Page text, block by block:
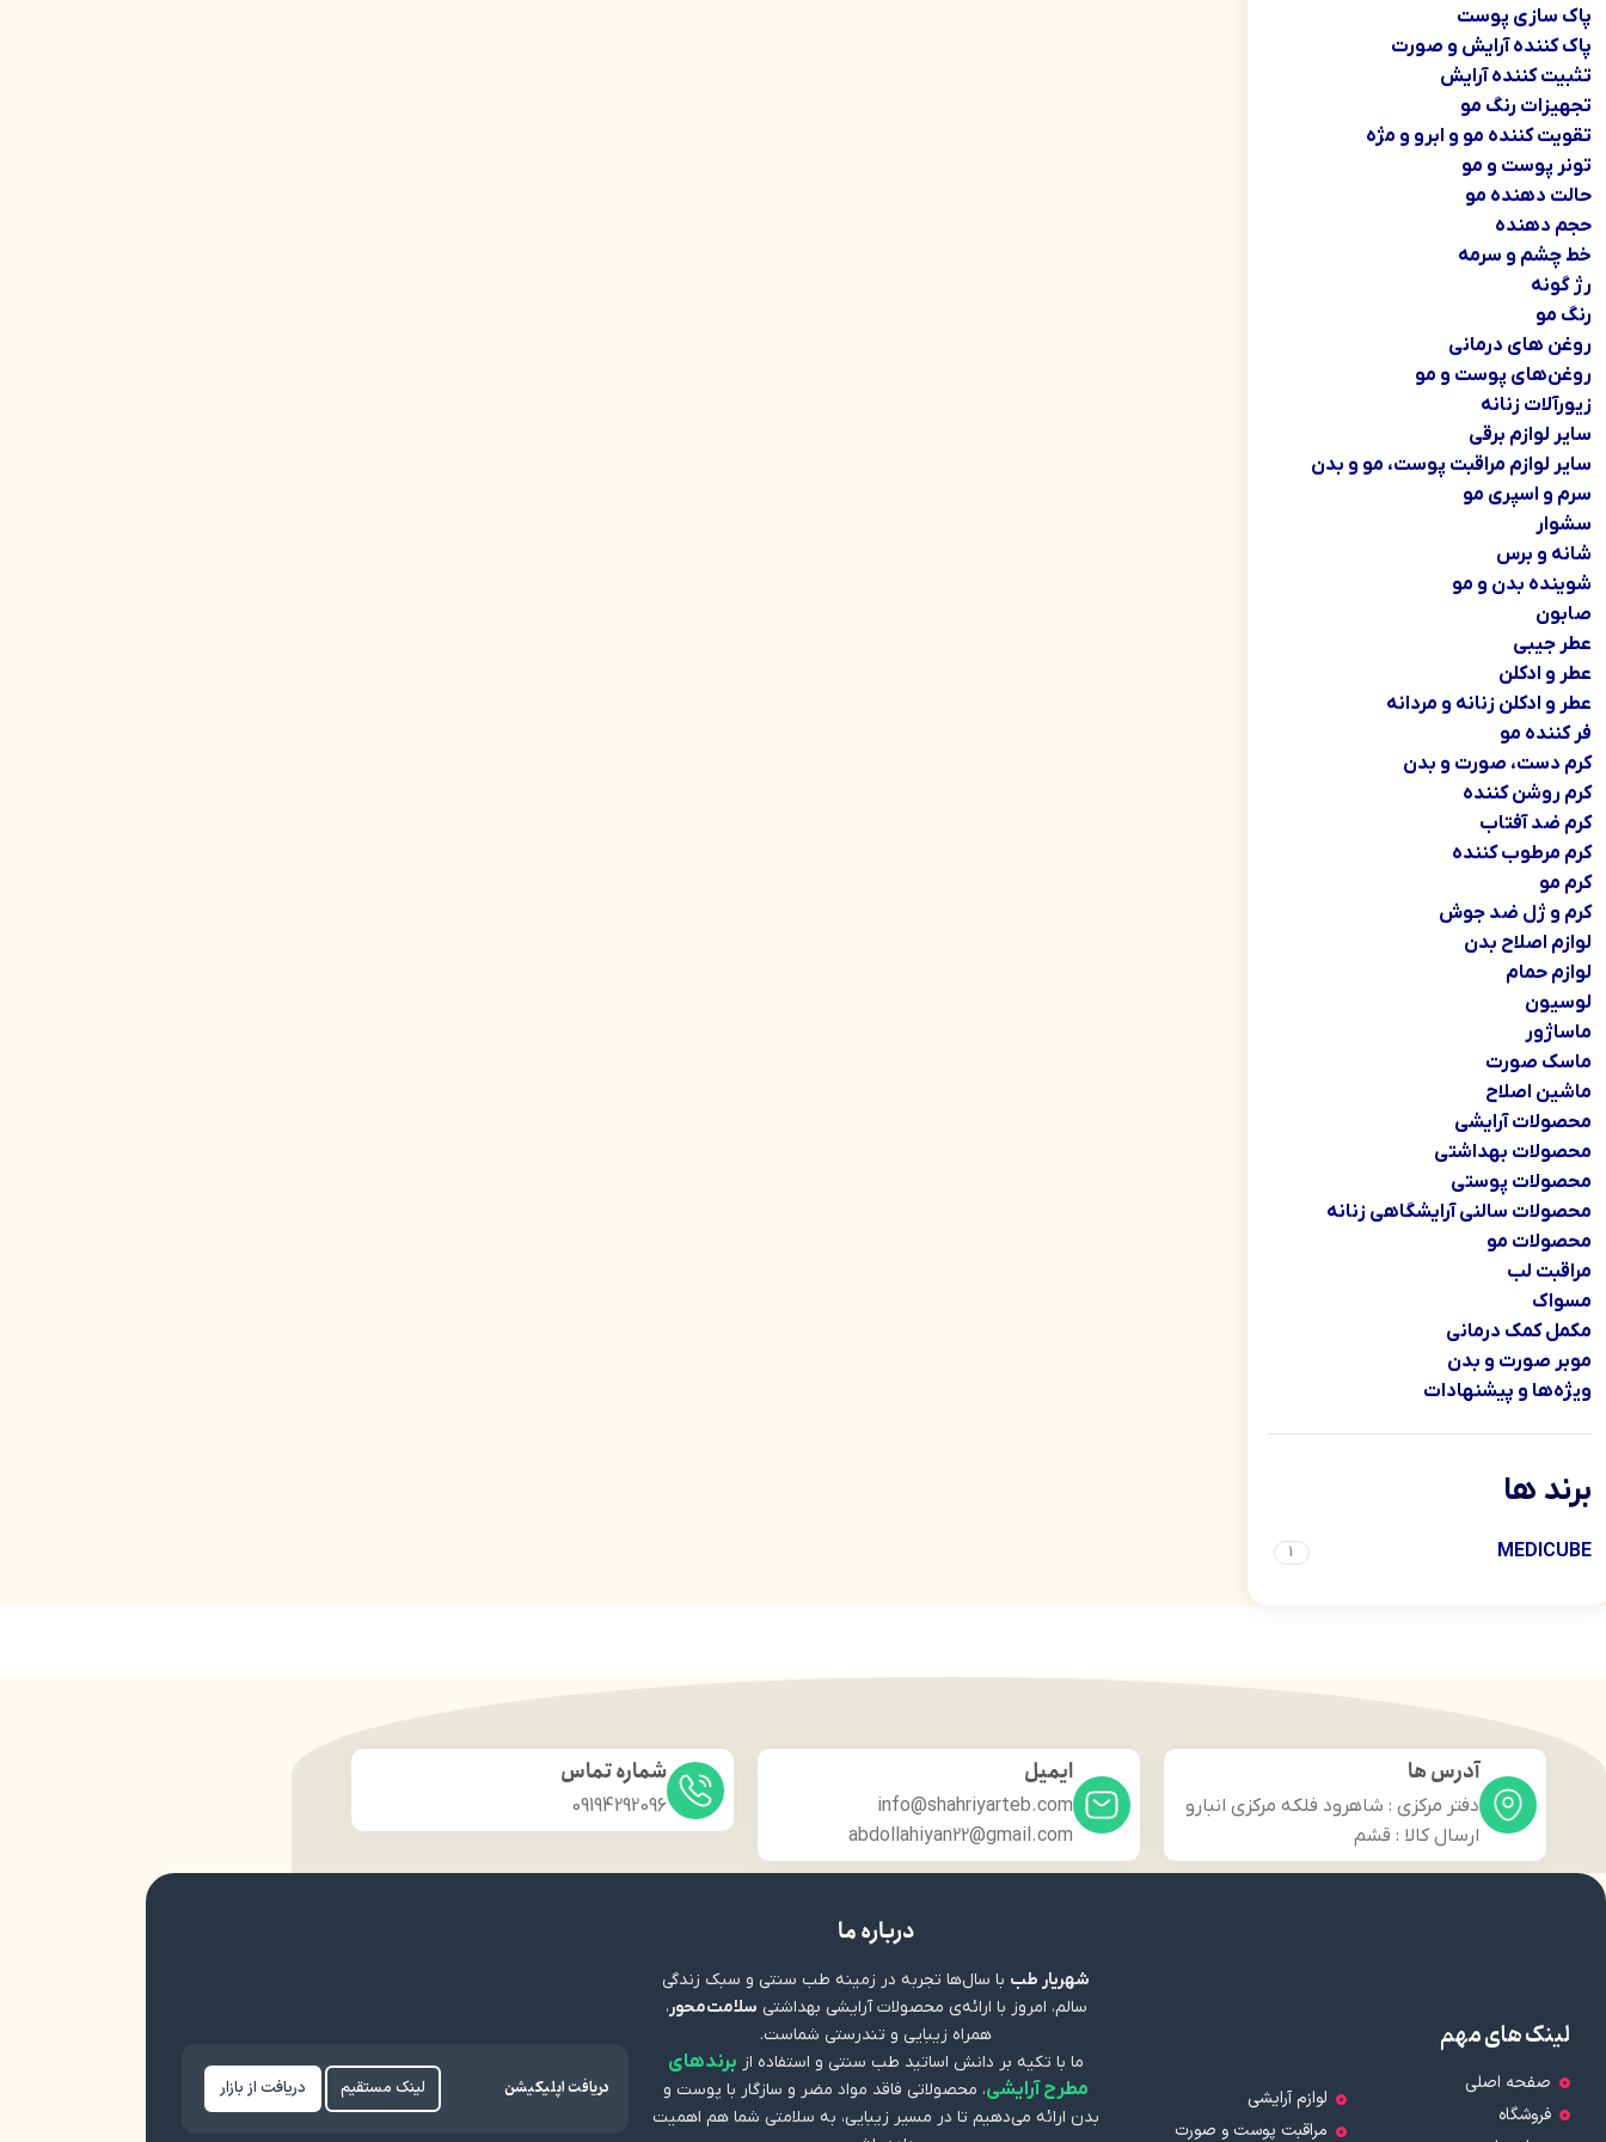
پاک سازی پوست
پاک کننده آرایش و صورت
تثبیت کننده آرایش
تجهیزات رنگ مو
تقویت کننده مو و ابرو و مژه
تونر پوست و مو
حالت دهنده مو
حجم دهنده
خط چشم و سرمه
رژ گونه
رنگ مو
روغن های درمانی
روغن‌های پوست و مو
زیورآلات زنانه
سایر لوازم برقی
سایر لوازم مراقبت پوست، مو و بدن
سرم و اسپری مو
سشوار
شانه و برس
شوینده بدن و مو
صابون
عطر جیبی
عطر و ادکلن
عطر و ادکلن زنانه و مردانه
فر کننده مو
کرم دست، صورت و بدن
کرم روشن کننده
کرم ضد آفتاب
کرم مرطوب کننده
کرم مو
کرم و ژل ضد جوش
لوازم اصلاح بدن
لوازم حمام
لوسیون
ماساژور
ماسک صورت
ماشین اصلاح
محصولات آرایشی
محصولات بهداشتی
محصولات پوستی
محصولات سالنی آرایشگاهی زنانه
محصولات مو
مراقبت لب
مسواک
مکمل کمک درمانی
موبر صورت و بدن
ویژه‌ها و پیشنهادات
برند ها
MEDICUBE
1
آدرس ها
دفتر مرکزی : شاهرود فلکه مرکزی انبارو
ارسال کالا : قشم
ایمیل
info@shahriyarteb.com
abdollahiyan22@gmail.com
شماره تماس
09194292096
لینک های مهم
صفحه اصلی
فروشگاه
لوازم آرایشی
مراقبت پوست و صورت
درباره ما
شهریار طب با سال‌ها تجربه در زمینه طب سنتی و سبک زندگی
سالم، امروز با ارائه‌ی محصولات آرایشی بهداشتی سلامت‌محور،
همراه زیبایی و تندرستی شماست.
ما با تکیه بر دانش اساتید طب سنتی و استفاده از برندهای
مطرح آرایشی، محصولاتی فاقد مواد مضر و سازگار با پوست و
بدن ارائه می‌دهیم تا در مسیر زیبایی، به سلامتی شما هم اهمیت
دریافت اپلیکیشن لینک مستقیم دریافت از بازار